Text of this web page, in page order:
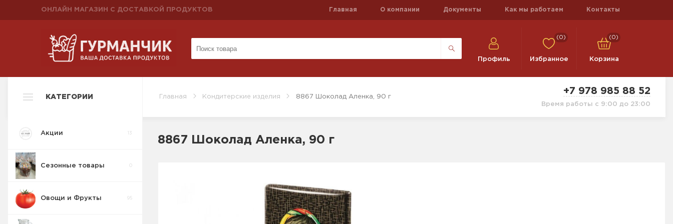
ОНЛАЙН МАГАЗИН С ДОСТАВКОЙ ПРОДУКТОВ Главная О компании Документы Как мы работаем Контакты
Профиль
(0)
Избранное
(0)
Корзина
Главная Кондитерские изделия 8867 Шоколад Аленка, 90 г
+7 978 985 88 52
Время работы с 9:00 до 23:00
КАТЕГОРИИ
Акции 13
Сезонные товары
Овощи и Фрукты 95
8867 Шоколад Аленка, 90 г